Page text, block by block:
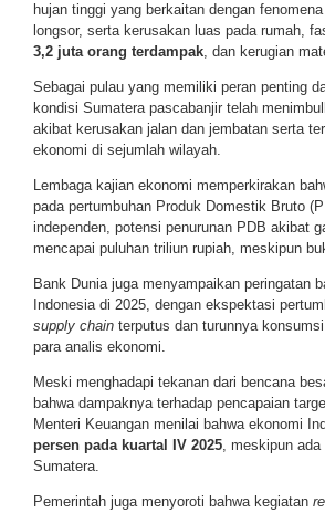
hujan tinggi yang berkaitan dengan fenomena
longsor, serta kerusakan luas pada rumah,
3,2 juta orang terdampak, dan kerugian
Sebagai pulau yang memiliki peran penting
kondisi Sumatera pascabanjir telah
akibat kerusakan jalan dan jembatan serta
ekonomi di sejumlah wilayah.
Lembaga kajian ekonomi memperkirakan
pada pertumbuhan Produk Domestik Bruto
independen, potensi penurunan PDB akibat
mencapai puluhan triliun rupiah, meskipun
Bank Dunia juga menyampaikan peringatan
Indonesia di 2025, dengan ekspektasi
supply chain terputus dan turunnya
para analis ekonomi.
Meski menghadapi tekanan dari bencana
bahwa dampaknya terhadap pencapaian
Menteri Keuangan menilai bahwa ekonomi
persen pada kuartal IV 2025, meskipun
Sumatera.
Pemerintah juga menyoroti bahwa kegiatan